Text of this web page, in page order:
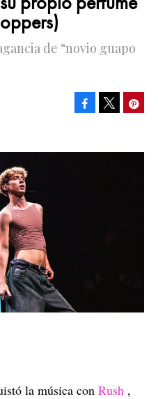
de “novio guapo
Facebook
la música con Rush ,